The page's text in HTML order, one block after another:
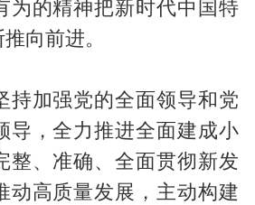
为的精神把新时代中国特
向前进。
持加强党的全面领导和党
导，全力推进全面建成小
整、准确、全面贯彻新发
动高质量发展，主动构建